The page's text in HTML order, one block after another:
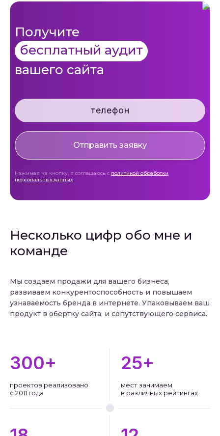
Получите
бесплатный аудит
вашего сайта
Отправить заявку
Нажимая на кнопку, я соглашаюсь с политикой обработки
персональных данных
Несколько цифр обо мне и
команде
Мы создаем продажи для вашего бизнеса,
развиваем конкурентоспособность и повышаем
узнаваемость бренда в интернете. Упаковываем ваш
продукт в обертку сайта, и сопутствующего сервиса.
300+
проектов реализовано
с 2011 года
25+
мест занимаем
в различных рейтингах